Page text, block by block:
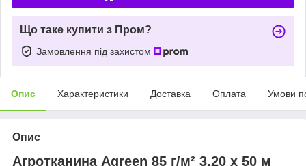
Що таке купити з Пром?
Замовлення під захистом
Опис Характеристики Доставка Оплата Умови
Опис
Агротканина Agreen 85 г/м² 3.20 х 50 м